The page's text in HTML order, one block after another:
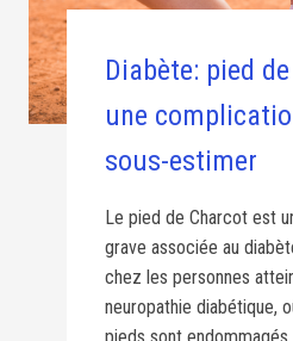
Diabète: pied
une
sous-estimer
Le pied de Charcot est
grave associée au
chez les personnes
neuropathie diabétique,